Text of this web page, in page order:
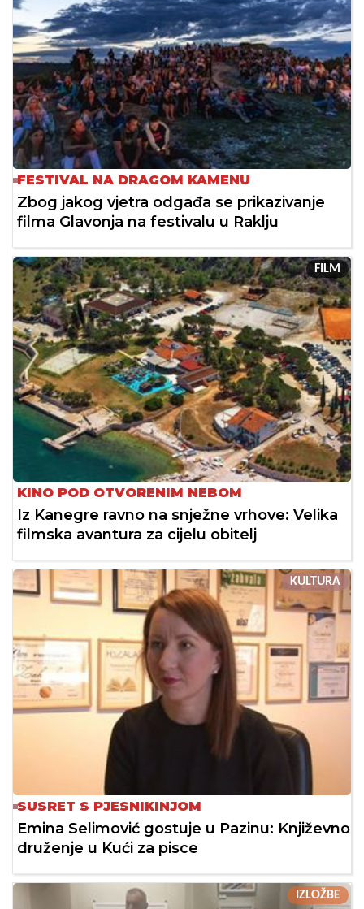
FESTIVAL NA DRAGOM KAMENU
Zbog jakog vjetra odgađa se prikazivanje
filma Glavonja na festivalu u Raklju
FILM
KINO POD OTVORENIM NEBOM
Iz Kanegre ravno na snježne vrhove: Velika
filmska avantura za cijelu obitelj
KULTURA
SUSRET S PJESNIKINJOM
Emina Selimović gostuje u Pazinu: Književno
druženje u Kući za pisce
IZLOŽBE